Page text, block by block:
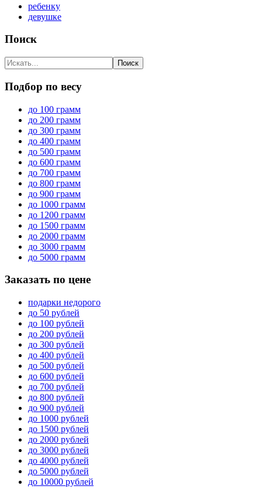
ребенку
девушке
Поиск
Подбор по весу
до 100 грамм
до 200 грамм
до 300 грамм
до 400 грамм
до 500 грамм
до 600 грамм
до 700 грамм
до 800 грамм
до 900 грамм
до 1000 грамм
до 1200 грамм
до 1500 грамм
до 2000 грамм
до 3000 грамм
до 5000 грамм
Заказать по цене
подарки недорого
до 50 рублей
до 100 рублей
до 200 рублей
до 300 рублей
до 400 рублей
до 500 рублей
до 600 рублей
до 700 рублей
до 800 рублей
до 900 рублей
до 1000 рублей
до 1500 рублей
до 2000 рублей
до 3000 рублей
до 4000 рублей
до 5000 рублей
до 10000 рублей